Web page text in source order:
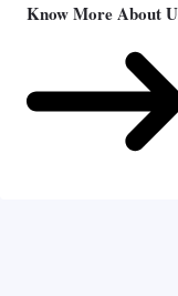
Know More About